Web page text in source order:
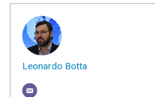
Leonardo Botta